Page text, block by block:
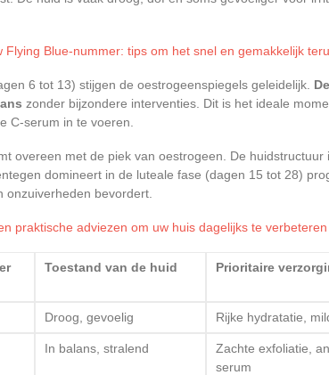
Flying Blue-nummer: tips om het snel en gemakkelijk
6 tot 13) stijgen de oestrogeenspiegels geleidelijk.
zonder bijzondere interventies. Dit is het ideale
C-serum in te voeren.
overeen met de piek van oestrogeen. De huidstructuur
domineert in de luteale fase (dagen 15 tot 28)
bevordert.
praktische adviezen om uw huis dagelijks te verbeteren
Toestand van de huid Prioritaire
Droog, gevoelig Rijke hydratatie,
In balans, stralend
Zachte exfoliatie,
serum